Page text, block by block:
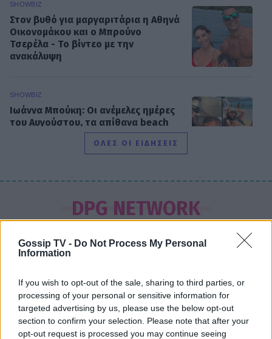
Gossip TV - Do Not Process My Personal
Information
If you wish to opt-out of the sale, sharing to third parties, or
processing of your personal or sensitive information for
targeted advertising by us, please use the below opt-out
section to confirm your selection. Please note that after your
opt-out request is processed you may continue seeing
SHOWBIZ
Στον βυθό για μαργαριτάρια η Αθηνά
Οικονομάκου και ο Μπρούνο
Τσερέλα - To βίντεο με την
ανακάλυψη
SHOWBIZ
Ιωάννα Μπούκη: Οι ανέμελες ημέρες
του Αυγούστου, τα απίθανα beach
looks & «χρέος» στις κόρες της
Βαλέρια Χοψονίδου - Αντώνης
Βλωτιδέλλης: Βάφτισαν τον γιο τους!
Τσουβέλας: Η σχέση με την Εύα και η
δημόσια υπεράσπισή της από τους
haters - «Θα το έκανα 500 φορές»
ΟΛΕΣ ΟΙ ΕΙΔΗΣΕΙΣ
DPG NETWORK